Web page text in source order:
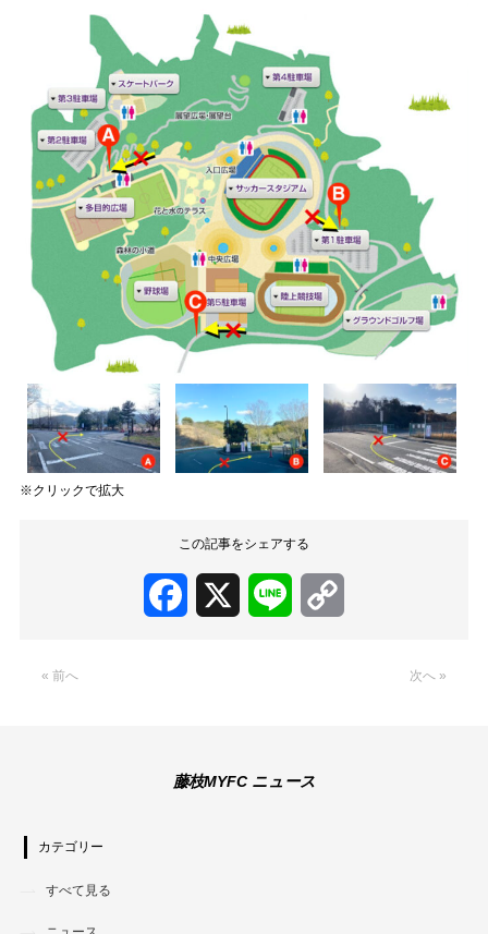
※クリックで拡大
この記事をシェアする
Facebook Line
« 前へ 次へ »
藤枝MYFC ニュース
カテゴリー
すべて見る